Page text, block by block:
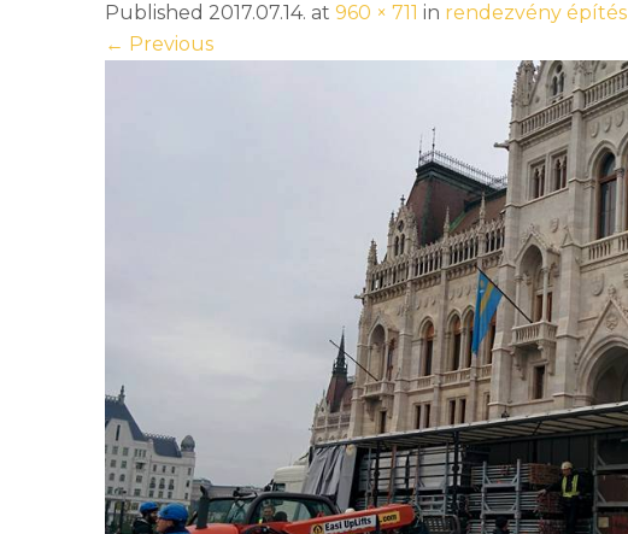
Published 2017.07.14. at 960 × 711 in rendezvény építés
← Previous